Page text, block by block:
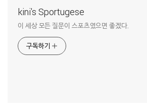
kini's Sportugese
이 세상 모든 질문이 스포츠였으면 좋겠다.
구독하기